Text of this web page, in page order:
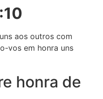
aos outros com
vos em honra uns
honra de